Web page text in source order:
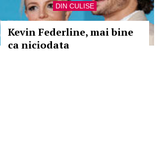
DIN CULISE
Kevin Federline, mai bine
ca niciodata